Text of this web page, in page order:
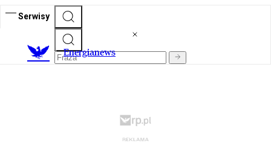
Serwisy
Energianews